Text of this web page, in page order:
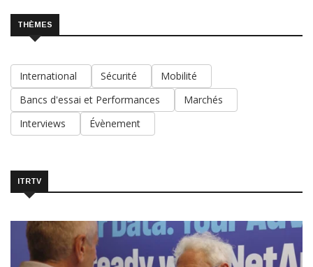
THÈMES
International Sécurité
Mobilité
Bancs d'essai et Performances
Marchés
Interviews
Évènement
ITRTV